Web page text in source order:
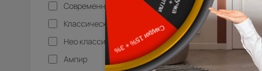
Современный
Классический
Нео классика
Ампир